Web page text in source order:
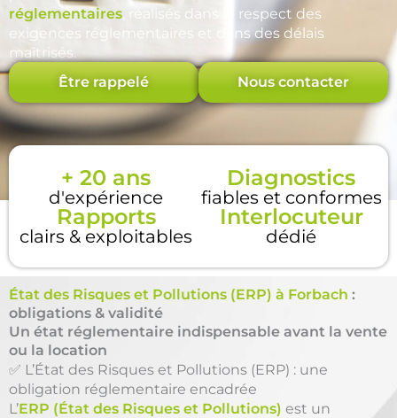
réglementaires, réalisés dans le respect des
exigences réglementaires et dans des délais
maîtrisés.
Être rappelé Nous contacter
+ 20 ans
d'expérience
Diagnostics
fiables et conformes
Rapports
clairs & exploitables
Interlocuteur
dédié
État des Risques et Pollutions (ERP) à Forbach :
obligations & validité
Un état réglementaire indispensable avant la vente
ou la location
✅ L’État des Risques et Pollutions (ERP) : une
obligation réglementaire encadrée
L’ERP (État des Risques et Pollutions) est un